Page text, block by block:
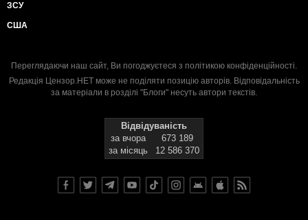
ЗСУ
США
Переглядаючи наш сайт, Ви погоджуєтеся з політикою конфіденційності.
Редакція Цензор.НЕТ може не поділяти позицію авторів. Відповідальність
за матеріали в розділі "Блоги" несуть автори текстів.
Відвідуваність
за вчора
673 189
за місяць
12 586 370